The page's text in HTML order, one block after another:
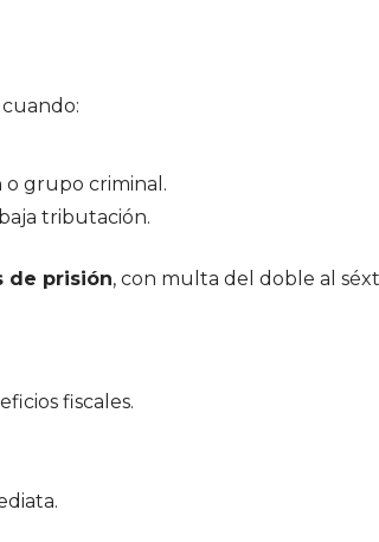
o grupo criminal.
tributación.
de prisión, con multa del doble al
fiscales.